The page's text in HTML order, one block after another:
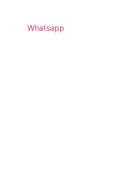
Whatsapp